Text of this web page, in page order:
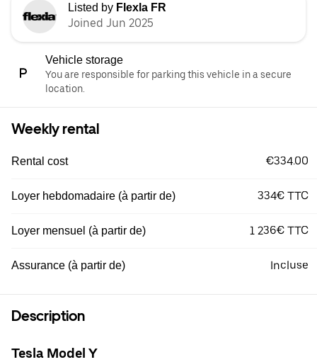
Listed by Flexla FR
Joined Jun 2025
Vehicle storage
You are responsible for parking this vehicle in a secure
location.
Weekly rental
Rental cost €334.00
Loyer hebdomadaire (à partir de) 334€ TTC
Loyer mensuel (à partir de) 1 236€ TTC
Assurance (à partir de) Incluse
Description
Tesla Model Y